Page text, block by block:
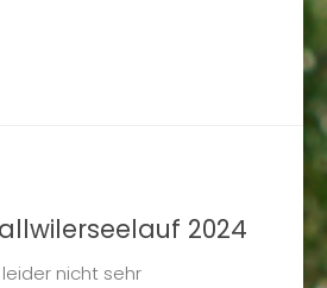
2024
nicht sehr